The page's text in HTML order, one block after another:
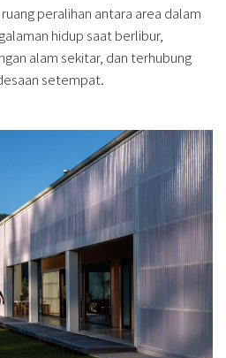
peralihan antara area dalam
hidup saat berlibur,
alam sekitar, dan terhubung
setempat.